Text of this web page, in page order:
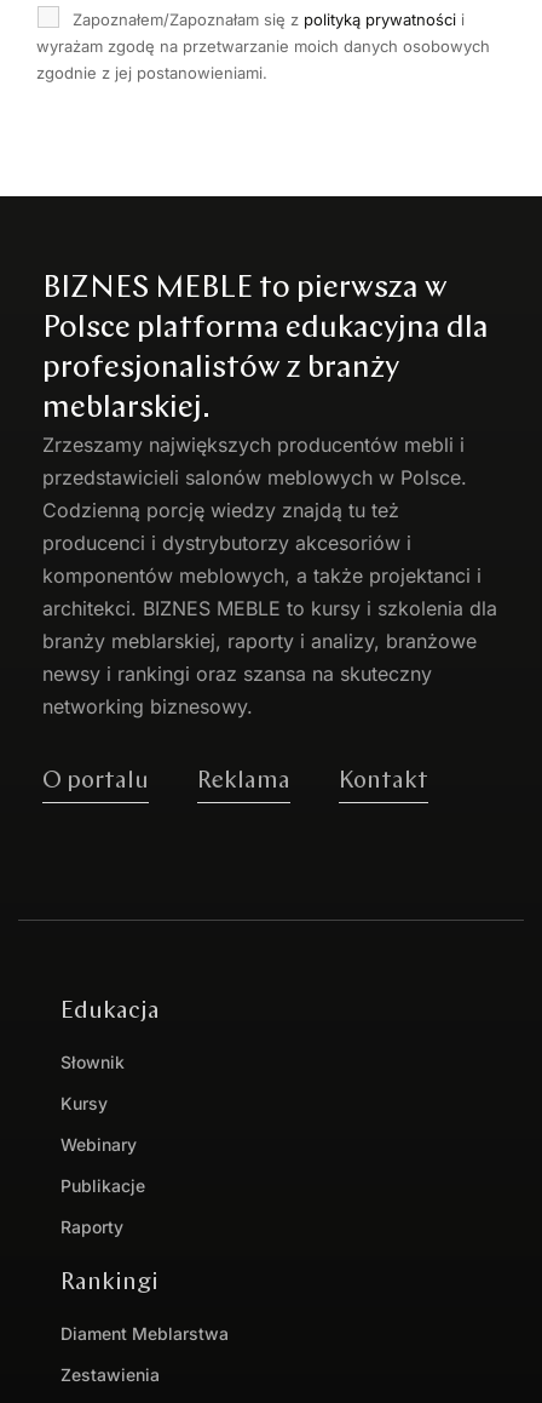
Zapoznałem/Zapoznałam się z polityką prywatności i
wyrażam zgodę na przetwarzanie moich danych osobowych
zgodnie z jej postanowieniami.
BIZNES MEBLE to pierwsza w
Polsce platforma edukacyjna dla
profesjonalistów z branży
meblarskiej.
Zrzeszamy największych producentów mebli i
przedstawicieli salonów meblowych w Polsce.
Codzienną porcję wiedzy znajdą tu też
producenci i dystrybutorzy akcesoriów i
komponentów meblowych, a także projektanci i
architekci. BIZNES MEBLE to kursy i szkolenia dla
branży meblarskiej, raporty i analizy, branżowe
newsy i rankingi oraz szansa na skuteczny
networking biznesowy.
O portalu Reklama Kontakt
Edukacja
Słownik
Kursy
Webinary
Publikacje
Raporty
Rankingi
Diament Meblarstwa
Zestawienia